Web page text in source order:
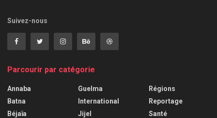
Suivez-nous
Parcourir par catégorie
Annaba
Batna
Béjaïa
Guelma
International
Jijel
Régions
Reportage
Santé